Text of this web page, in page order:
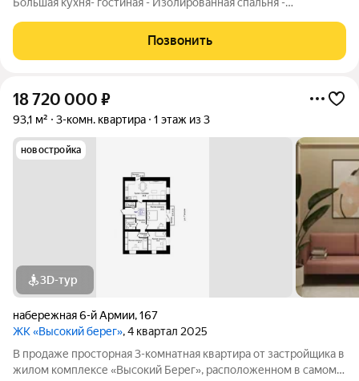
косметический ремонт. Окна пластиковые, потолки натяжные,
заменены межкомнатные двери.
Позвонить
18 720 000 ₽
93,1 м² 3-комн. квартира 1 этаж из 3
новостройка
3D-тур
набережная 6-й Армии,167
ЖК «Высокий берег», 4 квартал 2025
В продаже просторная 3-комнатная квартира от застройщика в
жилом комплексе «Высокий Берег», расположенном в самом